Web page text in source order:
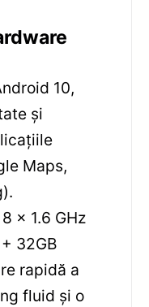
10,
și
Maps,
x 1.6 GHz
32GB
rapidă a
fluid și o